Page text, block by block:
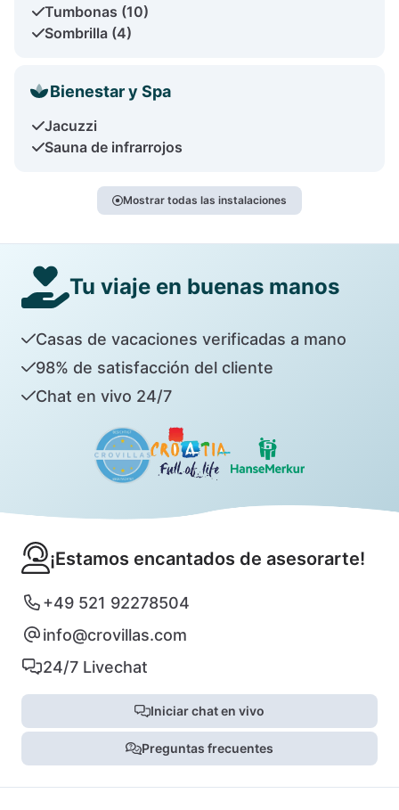
Tumbonas (10)
Sombrilla (4)
Bienestar y Spa
Jacuzzi
Sauna de infrarrojos
Mostrar todas las instalaciones
Tu viaje en buenas manos
Casas de vacaciones verificadas a mano
98% de satisfacción del cliente
Chat en vivo 24/7
¡Estamos encantados de asesorarte!
+49 521 92278504
info@crovillas.com
24/7 Livechat
Iniciar chat en vivo
Preguntas frecuentes